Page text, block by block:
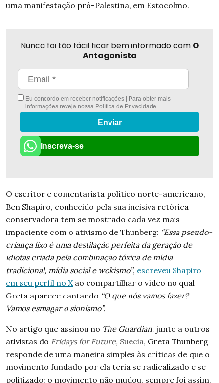
uma manifestação pró-Palestina, em Estocolmo.
Nunca foi tão fácil ficar bem informado com O
Antagonista
Eu concordo em receber notificações | Para obter mais
informações reveja nossa Política de Privacidade.
Enviar
Inscreva-se
O escritor e comentarista político norte-americano,
Ben Shapiro, conhecido pela sua incisiva retórica
conservadora tem se mostrado cada vez mais
impaciente com o ativismo de Thunberg: “Essa pseudo-
criança lixo é uma destilação perfeita da geração de
idiotas criada pela combinação tóxica de mídia
tradicional, mídia social e wokismo”, escreveu Shapiro
em seu perfil no Xao compartilhar o vídeo no qual
Greta aparece cantando “O que nós vamos fazer?
Vamos esmagar o sionismo”.
No artigo que assinou no The Guardian, junto a outros
ativistas do Fridays for Future, Suécia, Greta Thunberg
responde de uma maneira simples às críticas de que o
movimento fundado por ela teria se radicalizado e se
politizado: o movimento não mudou, sempre foi assim.